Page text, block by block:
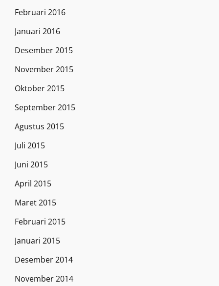
Februari 2016
Januari 2016
Desember 2015
November 2015
Oktober 2015
September 2015
Agustus 2015
Juli 2015
Juni 2015
April 2015
Maret 2015
Februari 2015
Januari 2015
Desember 2014
November 2014